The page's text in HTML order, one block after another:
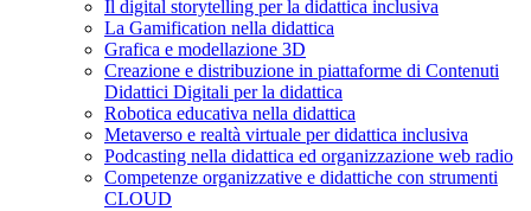
Il digital storytelling per la didattica inclusiva
La Gamification nella didattica
Grafica e modellazione 3D
Creazione e distribuzione in piattaforme di Contenuti
Didattici Digitali per la didattica
Robotica educativa nella didattica
Metaverso e realtà virtuale per didattica inclusiva
Podcasting nella didattica ed organizzazione web radio
Competenze organizzative e didattiche con strumenti
CLOUD